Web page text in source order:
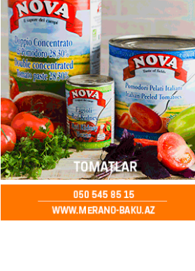
GÜNDƏM
Məmmədnağı Əkbərov bu agentliyin
sədr müavini oldu – FOTO
05.08.2026- 12:30 100
GÜNDƏM
Milli Məclisin deputatı Asif Əsgərov
Zaqatalanın dağ kəndlərindən biri olan
Cimcimax kəndində sakinlərlə görüşdü
-FOTOLAR
05.08.2026 - 12:15 103